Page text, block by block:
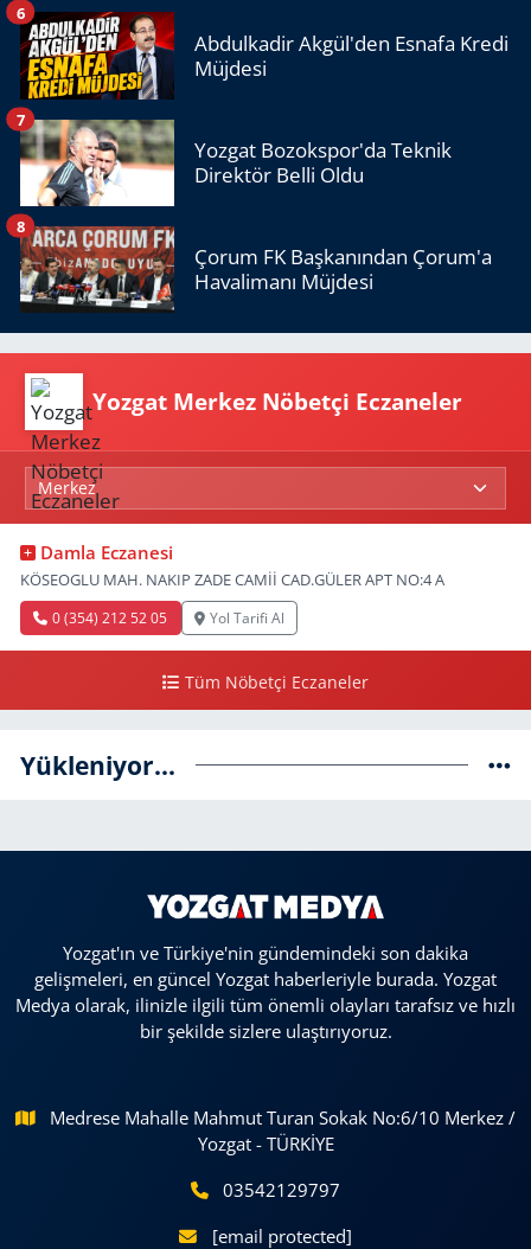
Abdulkadir Akgül'den Esnafa Kredi
Müjdesi
6
Yozgat Bozokspor'da Teknik
Direktör Belli Oldu
7
Çorum FK Başkanından Çorum'a
Havalimanı Müjdesi
8
Yozgat Merkez Nöbetçi Eczaneler
Damla Eczanesi
KÖSEOGLU MAH. NAKIP ZADE CAMİİ CAD.GÜLER APT NO:4 A
0 (354) 212 52 05 Yol Tarifi Al
Tüm Nöbetçi Eczaneler
Yükleniyor...
Yozgat'ın ve Türkiye'nin gündemindeki son dakika
gelişmeleri, en güncel Yozgat haberleriyle burada. Yozgat
Medya olarak, ilinizle ilgili tüm önemli olayları tarafsız ve hızlı
bir şekilde sizlere ulaştırıyoruz.
Medrese Mahalle Mahmut Turan Sokak No:6/10 Merkez /
Yozgat - TÜRKİYE
03542129797
[email protected]